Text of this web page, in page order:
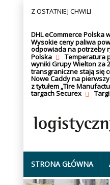
Z OSTATNIEJ CHWILI
DHL eCommerce Polska
Wysokie ceny paliwa
odpowiada na potrzeby
Polska
Temperatura
wyniki Grupy Wielton za
transgraniczne stają się
Nowe Caddy na
z tytułem „Tire
targach Securex
STRONA GŁÓWNA